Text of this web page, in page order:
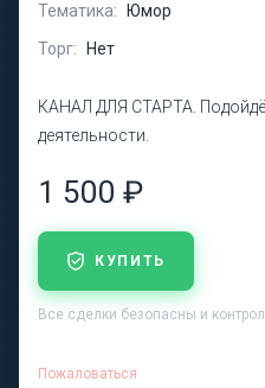
Тематика:
Юмор
Торг:
Нет
КАНАЛ ДЛЯ СТАРТА.
деятельности.
1 500 ₽
КУПИТЬ
Все сделки безопасны и
Пожаловаться